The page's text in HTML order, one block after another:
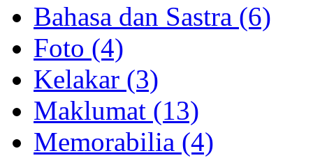
Bahasa dan Sastra (6)
Foto (4)
Kelakar (3)
Maklumat (13)
Memorabilia (4)